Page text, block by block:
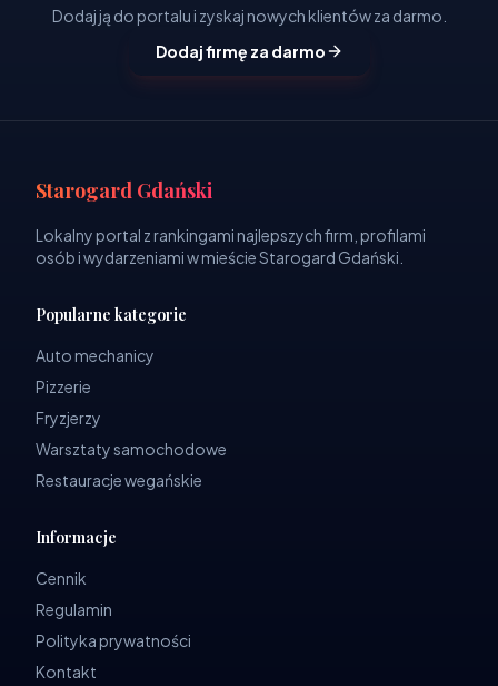
Dodaj ją do portalu i zyskaj nowych klientów za darmo.
Dodaj firmę za darmo
Starogard Gdański
Lokalny portal z rankingami najlepszych firm, profilami
osób i wydarzeniami w mieście Starogard Gdański.
Popularne kategorie
Auto mechanicy
Pizzerie
Fryzjerzy
Warsztaty samochodowe
Restauracje wegańskie
Informacje
Cennik
Regulamin
Polityka prywatności
Kontakt